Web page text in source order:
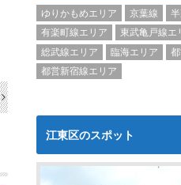
ゆりかもめエリア 京葉線
有楽町線エリア
東武亀戸線エ
総武線エリア
臨海エリア
都営新宿線エリア
江東区のスポット